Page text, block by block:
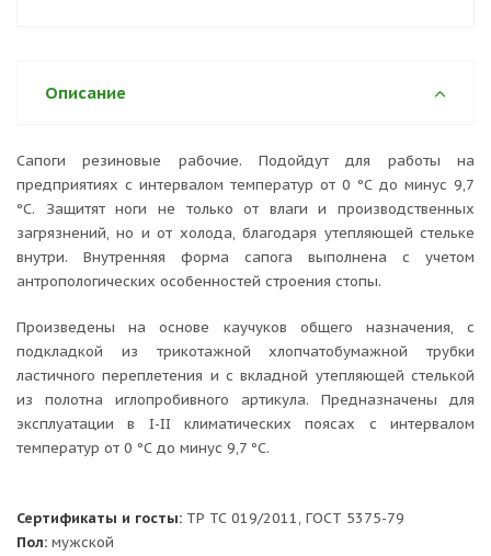
Описание
Сапоги резиновые рабочие. Подойдут для работы на
предприятиях с интервалом температур от 0 ºС до минус 9,7
ºС. Защитят ноги не только от влаги и производственных
загрязнений, но и от холода, благодаря утепляющей стельке
внутри. Внутренняя форма сапога выполнена с учетом
антропологических особенностей строения стопы.
Произведены на основе каучуков общего назначения, с
подкладкой из трикотажной хлопчатобумажной трубки
ластичного переплетения и с вкладной утепляющей стелькой
из полотна иглопробивного артикула. Предназначены для
эксплуатации в I-II климатических поясах с интервалом
температур от 0 ºС до минус 9,7 ºС.
Сертификаты и госты: ТР ТС 019/2011, ГОСТ 5375-79
Пол: мужской